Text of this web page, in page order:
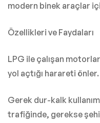
modern binek araçlar
Özellikleri ve Faydaları
LPG ile çalışan
yol açtığı harareti önler.
Gerek dur-kalk
trafiğinde, gerekse